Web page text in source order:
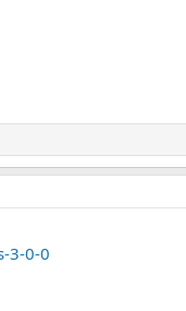
3-0-0